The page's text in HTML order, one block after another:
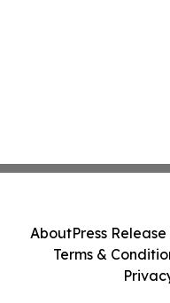
AboutPress
Terms &